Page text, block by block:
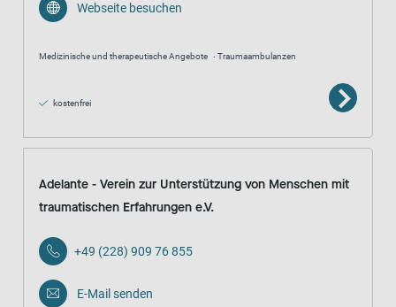
Webseite besuchen
Medizinische und therapeutische Angebote Traumaambulanzen
kostenfrei
Adelante - Verein zur Unterstützung von Menschen mit
traumatischen Erfahrungen e.V.
+49 (228) 909 76 855
E-Mail senden